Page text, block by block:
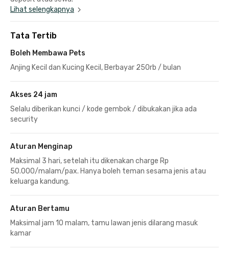
Lihat selengkapnya
Tata Tertib
Boleh Membawa Pets
Anjing Kecil dan Kucing Kecil, Berbayar 250rb / bulan
Akses 24 jam
Selalu diberikan kunci / kode gembok / dibukakan jika ada
security
Aturan Menginap
Maksimal 3 hari, setelah itu dikenakan charge Rp
50.000/malam/pax. Hanya boleh teman sesama jenis atau
keluarga kandung.
Aturan Bertamu
Maksimal jam 10 malam, tamu lawan jenis dilarang masuk
kamar